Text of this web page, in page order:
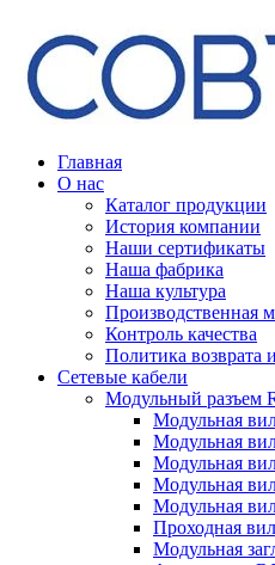
Главная
О нас
Каталог продукции
История компании
Наши сертификаты
Наша фабрика
Наша культура
Производственная
Контроль качества
Политика возврата
Сетевые кабели
Модульный разъем
Модульная
Модульная
Модульная
Модульная
Модульная
Проходная
Модульная